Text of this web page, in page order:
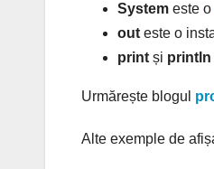
System este o
out este o
print și println
Urmărește blogul
Alte exemple de